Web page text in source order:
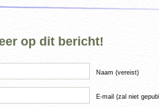
op dit bericht!
Naam (vereist)
E-mail (zal niet